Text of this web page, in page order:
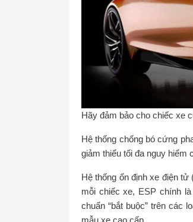
Hãy đảm bảo cho chiếc xe
Hệ thống chống bó cứng
giảm thiểu tối đa nguy hiểm
Hệ thống ổn định xe điện
mỗi chiếc xe, ESP chính
chuẩn “bắt buộc” trên các
mẫu xe cao cấp…